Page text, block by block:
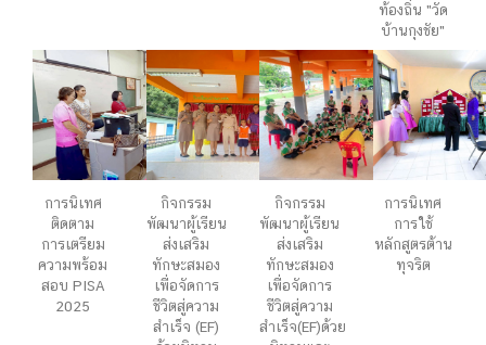
ท้องถิ่น "วัด
บ้านกุงชัย"
การนิเทศ
ติดตาม
การเตรียม
ความพร้อม
สอบ PISA
2025
กิจกรรม
พัฒนาผู้เรียน
ส่งเสริม
ทักษะสมอง
เพื่อจัดการ
ชีวิตสู่ความ
สำเร็จ (EF)
กิจกรรม
พัฒนาผู้เรียน
ส่งเสริม
ทักษะสมอง
เพื่อจัดการ
ชีวิตสู่ความ
สำเร็จ(EF)ด้วย
การนิเทศ
การใช้
หลักสูตรต้าน
ทุจริต